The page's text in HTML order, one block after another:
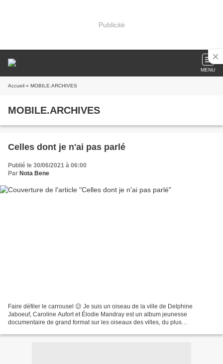
Publicité
MENU
Accueil » MOBILE.ARCHIVES
MOBILE.ARCHIVES
Celles dont je n'ai pas parlé
Publié le 30/06/2021 à 06:00
Par Nota Bene
Faire défiler le carrousel 😕 Je suis un oiseau de la ville de Delphine
Jaboeuf, Caroline Aufort et Élodie Mandray est un album jeunesse
documentaire de grand format sur les oiseaux des villes, du plus